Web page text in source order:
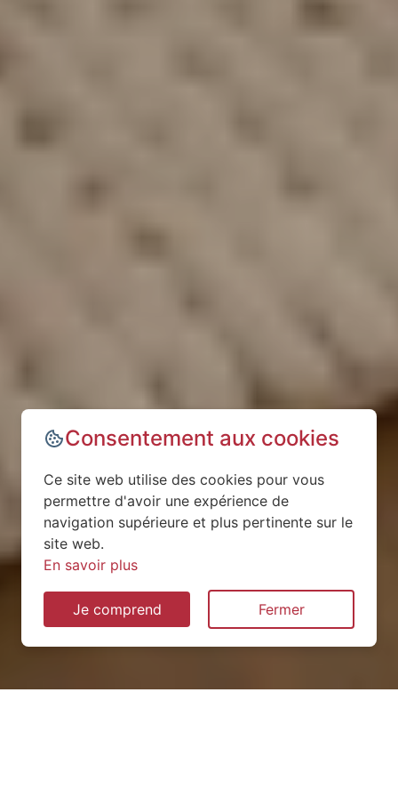
Consentement aux cookies
Ce site web utilise des cookies pour vous
permettre d'avoir une expérience de
navigation supérieure et plus pertinente sur le
site web.
En savoir plus
Je comprend Fermer